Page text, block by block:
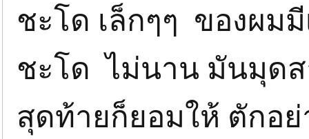
ชะโด เล็กๆๆ ของผม
ชะโด ไม่นาน มันมุดส
สุดท้ายก็ยอมให้ ตักอ